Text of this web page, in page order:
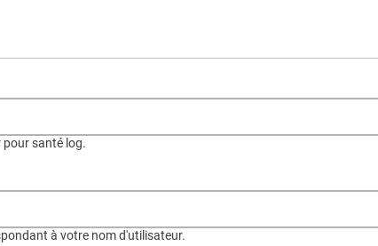
santé log.
à votre nom d'utilisateur.